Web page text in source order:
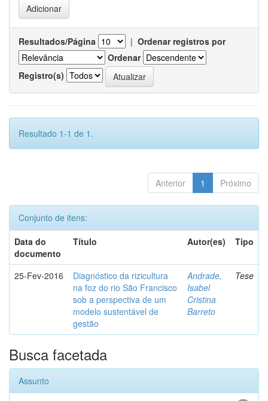
Resultados/Página | Ordenar registros por
Ordenar
Registro(s)
Resultado 1-1 de 1.
Anterior 1 Próximo
Conjunto de itens:
Data do
documento
Título Autor(es) Tipo
25-Fev-2016
Diagnóstico da rizicultura
na foz do rio São Francisco
sob a perspectiva de um
modelo sustentável de
gestão
Andrade,
Isabel
Cristina
Barreto
Tese
Busca facetada
Assunto